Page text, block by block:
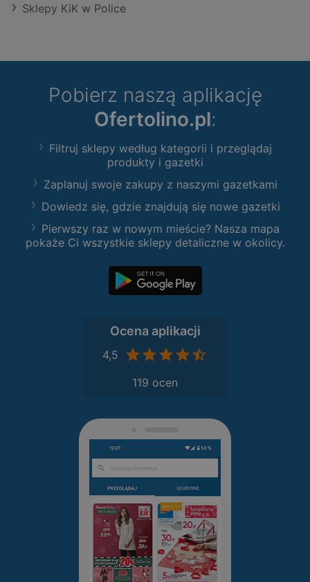
Sklepy KiK w Police
Pobierz naszą aplikację
Ofertolino.pl:
Filtruj sklepy według kategorii i przeglądaj
produkty i gazetki
Zaplanuj swoje zakupy z naszymi gazetkami
Dowiedz się, gdzie znajdują się nowe gazetki
Pierwszy raz w nowym mieście? Nasza mapa
pokaże Ci wszystkie sklepy detaliczne w okolicy.
Ocena aplikacji
4,5
119 ocen